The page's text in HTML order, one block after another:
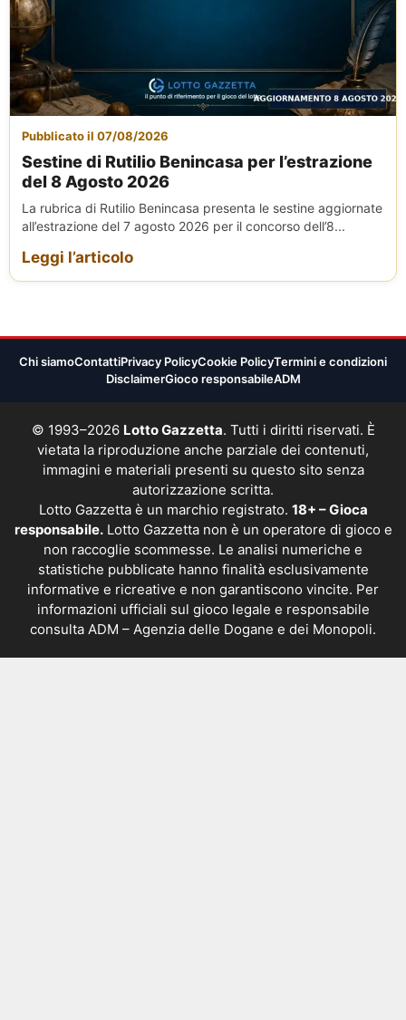
Pubblicato il 07/08/2026
Sestine di Rutilio Benincasa per l’estrazione
del 8 Agosto 2026
La rubrica di Rutilio Benincasa presenta le sestine aggiornate
all’estrazione del 7 agosto 2026 per il concorso dell’8...
Leggi l’articolo
Chi siamoContattiPrivacy PolicyCookie PolicyTermini e condizioni
DisclaimerGioco responsabileADM
© 1993–2026 Lotto Gazzetta. Tutti i diritti riservati. È
vietata la riproduzione anche parziale dei contenuti,
immagini e materiali presenti su questo sito senza
autorizzazione scritta.
Lotto Gazzetta è un marchio registrato. 18+ – Gioca
responsabile.Lotto Gazzetta non è un operatore di gioco e
non raccoglie scommesse. Le analisi numeriche e
statistiche pubblicate hanno finalità esclusivamente
informative e ricreative e non garantiscono vincite. Per
informazioni ufficiali sul gioco legale e responsabile
consulta ADM – Agenzia delle Dogane e dei Monopoli.